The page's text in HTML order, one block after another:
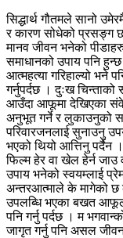
सिद्धार्थ गौतमले सानो
र कारण सोधेको प्रसङ्ग
मानव जीवन भनेको
समाधानको उपाय पनि
आत्महत्या गरिहाल्यो भने
गर्नुपर्दछ । दुःख
आउँदा आफूमा देखिएका
अनुभूत गर्ने र लुकाउनुको
परिवारजनलाई सुनाउनु
भएको थियो आत्तिनु पर्दैन
फिल्म हेर वा खेल हेर्न जाउ
उपाय भनेको स्वयम्लाई
अन्तरआत्माले के मागेको छ
उपलब्धि भएका बखत
पनि गर्नु पर्दछ । म
जागृत गर्नु पनि असल